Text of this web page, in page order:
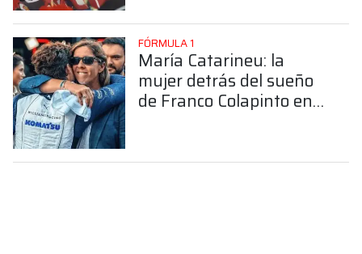
FÓRMULA 1
María Catarineu: la
mujer detrás del sueño
de Franco Colapinto en